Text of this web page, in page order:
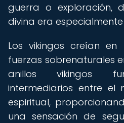
guerra o exploración,
divina era
Los vikingos creían
fuerzas sobrenaturales
anillos vikingos
intermediarios entre el
espiritual,
una sensación de